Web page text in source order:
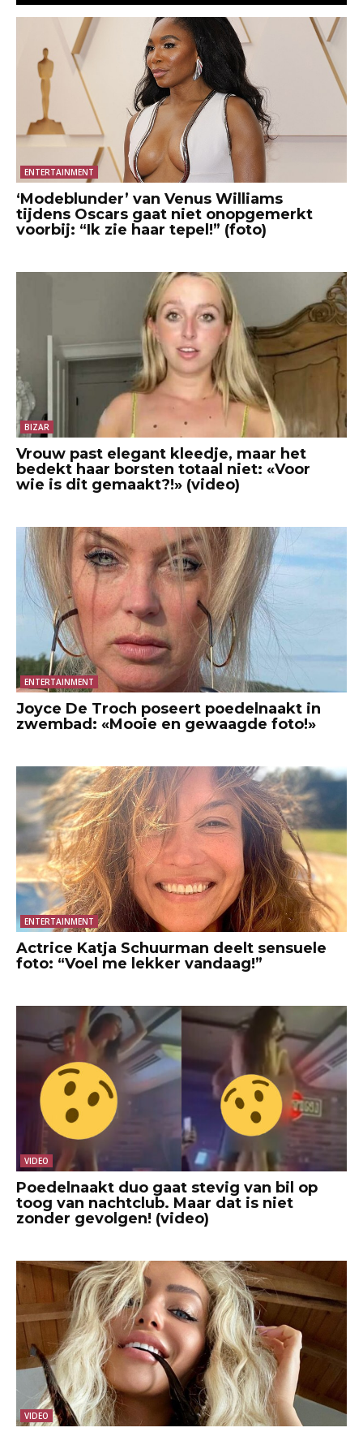
ENTERTAINMENT
‘Modeblunder’ van Venus Williams
tijdens Oscars gaat niet onopgemerkt
voorbij: “Ik zie haar tepel!” (foto)
BIZAR
Vrouw past elegant kleedje, maar het
bedekt haar borsten totaal niet: «Voor
wie is dit gemaakt?!» (video)
ENTERTAINMENT
Joyce De Troch poseert poedelnaakt in
zwembad: «Mooie en gewaagde foto!»
ENTERTAINMENT
Actrice Katja Schuurman deelt sensuele
foto: “Voel me lekker vandaag!”
VIDEO
Poedelnaakt duo gaat stevig van bil op
toog van nachtclub. Maar dat is niet
zonder gevolgen! (video)
VIDEO